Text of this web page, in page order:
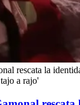
rescata la
a rajo'